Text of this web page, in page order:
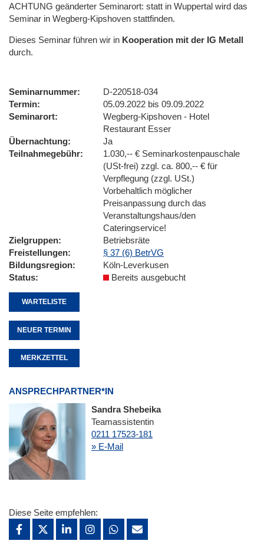
ACHTUNG geänderter Seminarort: statt in Wuppertal wird das
Seminar in Wegberg-Kipshoven stattfinden.
Dieses Seminar führen wir in Kooperation mit der IG Metall
durch.
Seminarnummer
D-220518-034
Termin
05.09.2022 bis 09.09.2022
Seminarort
Wegberg-Kipshoven - Hotel
Restaurant Esser
Übernachtung
Ja
Teilnahmegebühr
1.030,-- € Seminarkostenpauschale
(USt-frei) zzgl. ca. 800,-- € für
Verpflegung (zzgl. USt.)
Vorbehaltlich möglicher
Preisanpassung durch das
Veranstaltungshaus/den
Cateringservice!
Zielgruppen
Betriebsräte
Freistellungen
§ 37 (6) BetrVG
Bildungsregion
Köln-Leverkusen
Status
Bereits ausgebucht
WARTELISTE
NEUER TERMIN
MERKZETTEL
ANSPRECHPARTNER*IN
Sandra Shebeika
Teamassistentin
0211 17523-181
» E-Mail
Diese Seite empfehlen: